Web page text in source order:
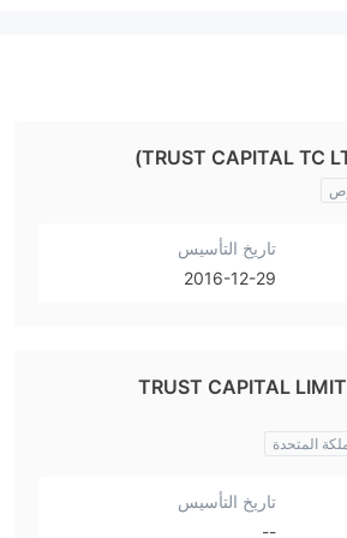
TRUST CAPITAL TC
تاريخ التأسيس
2016-12-29
TRUST CAPITAL
المتحدة
تاريخ التأسيس
--